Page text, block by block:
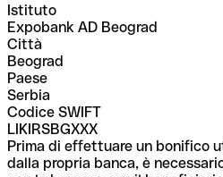
Istituto
Expobank AD Beograd
Città
Beograd
Paese
Serbia
Codice SWIFT
LIKIRSBGXXX
Prima di effettuare un bonifico
dalla propria banca, è